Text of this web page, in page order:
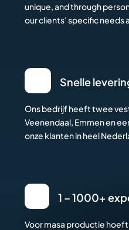
unique, and through
our clients' specific needs
Snelle
Ons bedrijf heeft twee
Veenendaal, Emmen en
onze klanten in heel
1 – 1000+
Voor masa productie